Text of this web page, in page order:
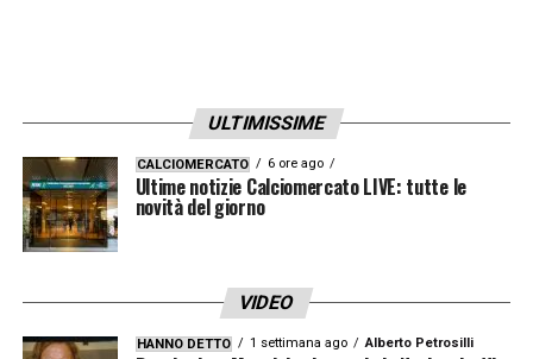
ULTIMISSIME
CALCIOMERCATO 6 ore ago
Ultime notizie Calciomercato LIVE: tutte le
novità del giorno
VIDEO
HANNO DETTO 1 settimana ago Alberto Petrosilli